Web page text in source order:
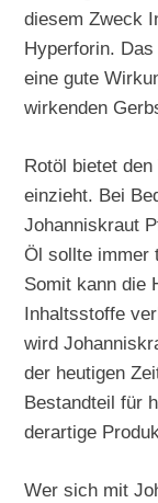
diesem Zweck
Hyperforin.
eine gute
wirkenden
Rotöl bietet
einzieht. Bei
Johanniskraut
Öl sollte immer
Somit kann die
Inhaltsstoffe
wird
der heutigen
Bestandteil für
derartige
Wer sich mit